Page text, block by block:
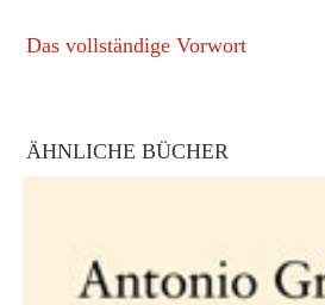
Das vollständige Vorwort
ÄHNLICHE BÜCHER